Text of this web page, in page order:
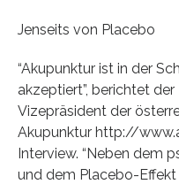
Jenseits von Placebo
“Akupunktur ist in der
akzeptiert”, berichtet
Vizepräsident der
Akupunktur http://
Interview. “Neben dem
und dem Placebo-